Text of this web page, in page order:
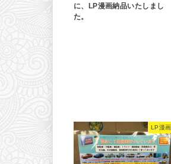
に、LP漫画納品いたしまし
た。
LP漫画